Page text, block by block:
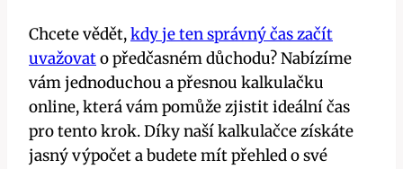
Chcete vědět,kdy je ten správný čas začít
uvažovato předčasném důchodu? Nabízíme
vám jednoduchou a přesnou kalkulačku
online, která vám pomůže zjistit ideální čas
pro tento krok. Díky naší kalkulačce získáte
jasný výpočet a budete mít přehled o své